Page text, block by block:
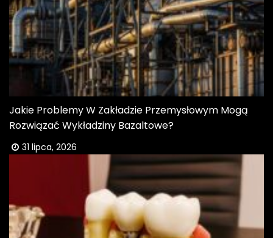
Jakie Problemy W Zakładzie Przemysłowym Mogą
Rozwiązać Wykładziny Bazaltowe?
31 lipca, 2026